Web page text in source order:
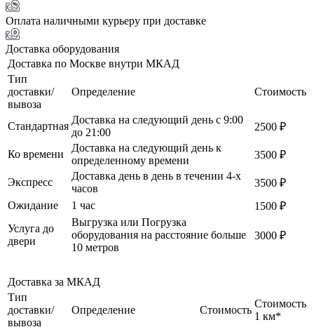
Оплата наличными курьеру при доставке
Доставка оборудования
Доставка по Москве внутри МКАД
Тип
доставки/
вывоза
Определение Стоимость
Стандартная
Доставка на следующий день с 9:00
до 21:00
2500 ₽
Ко времени
Доставка на следующий день к
определенному времени
3500 ₽
Экспресс
Доставка день в день в течении 4-х
часов
3500 ₽
Ожидание
1 час
1500 ₽
Услуга до
двери
Выгрузка или Погрузка
оборудования на расстояние больше
10 метров
3000 ₽
Доставка за МКАД
Тип
доставки/
вывоза
Определение Стоимость
Стоимость
1 км*